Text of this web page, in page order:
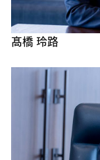
髙橋 玲路